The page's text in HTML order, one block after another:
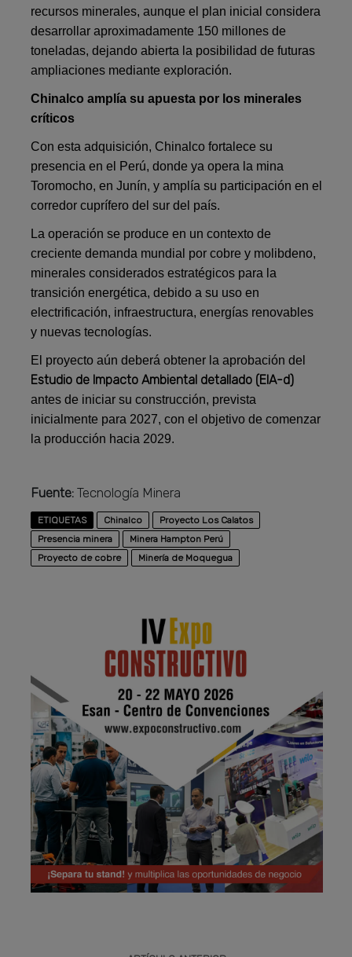
recursos minerales, aunque el plan inicial considera
desarrollar aproximadamente 150 millones de
toneladas, dejando abierta la posibilidad de futuras
ampliaciones mediante exploración.
Chinalco amplía su apuesta por los minerales
críticos
Con esta adquisición, Chinalco fortalece su
presencia en el Perú, donde ya opera la mina
Toromocho, en Junín, y amplía su participación en el
corredor cuprífero del sur del país.
La operación se produce en un contexto de
creciente demanda mundial por cobre y molibdeno,
minerales considerados estratégicos para la
transición energética, debido a su uso en
electrificación, infraestructura, energías renovables
y nuevas tecnologías.
El proyecto aún deberá obtener la aprobación del
Estudio de Impacto Ambiental detallado (EIA-d)
antes de iniciar su construcción, prevista
inicialmente para 2027, con el objetivo de comenzar
la producción hacia 2029.
Fuente: Tecnología Minera
ETIQUETAS Chinalco
Proyecto Los Calatos
Presencia minera
Minera Hampton Perú
Proyecto de cobre
Minería de Moquegua